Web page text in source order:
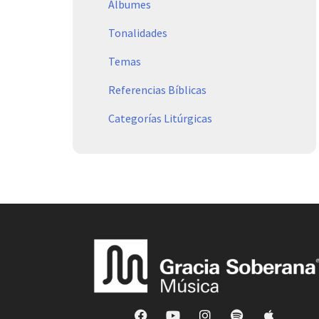
Álbumes
Tonalidades
Temas
Referencias Bíblicas
Categorías Litúrgicas